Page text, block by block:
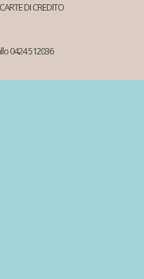
DI CREDITO
0424 512036